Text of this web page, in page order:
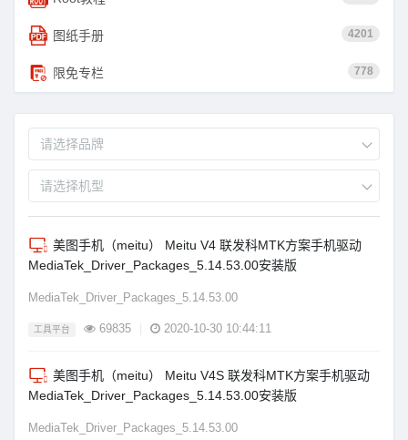
4201
图纸手册
778
限免专栏
美图手机（meitu） Meitu V4 联发科MTK方案手机驱动
MediaTek_Driver_Packages_5.14.53.00安装版
MediaTek_Driver_Packages_5.14.53.00
工具平台 69835 2020-10-30 10:44:11
美图手机（meitu） Meitu V4S 联发科MTK方案手机驱动
MediaTek_Driver_Packages_5.14.53.00安装版
MediaTek_Driver_Packages_5.14.53.00